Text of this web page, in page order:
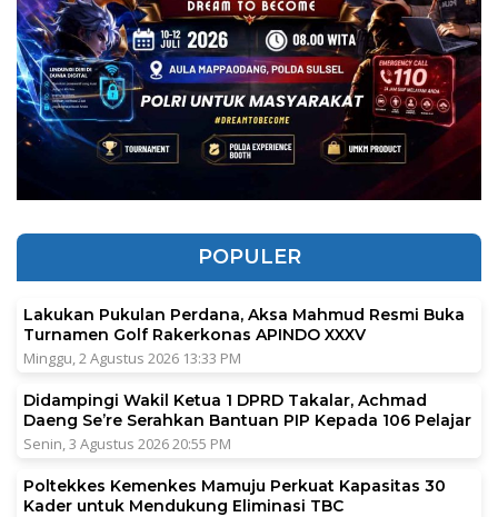
POPULER
Lakukan Pukulan Perdana, Aksa Mahmud Resmi Buka
Turnamen Golf Rakerkonas APINDO XXXV
Minggu, 2 Agustus 2026 13:33 PM
Didampingi Wakil Ketua 1 DPRD Takalar, Achmad
Daeng Se’re Serahkan Bantuan PIP Kepada 106 Pelajar
Senin, 3 Agustus 2026 20:55 PM
Poltekkes Kemenkes Mamuju Perkuat Kapasitas 30
Kader untuk Mendukung Eliminasi TBC